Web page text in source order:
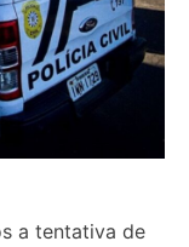
a tentativa de